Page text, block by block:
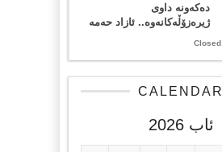
دەکەونە داوی
ژیرەزۆڵەکانەوە.. ئازاد حەمە
CALENDAR
ئاب 2026